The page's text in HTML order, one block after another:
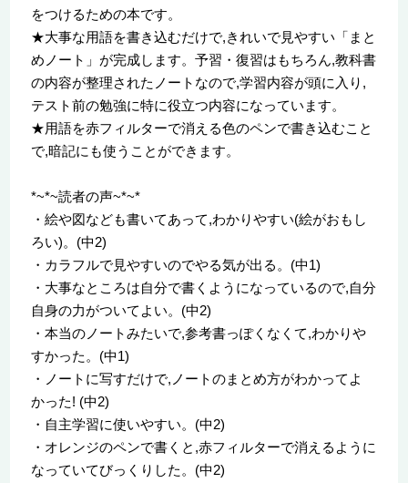
をつけるための本です。
★大事な用語を書き込むだけで,きれいで見やすい「まと
めノート」が完成します。予習・復習はもちろん,教科書
の内容が整理されたノートなので,学習内容が頭に入り,
テスト前の勉強に特に役立つ内容になっています。
★用語を赤フィルターで消える色のペンで書き込むこと
で,暗記にも使うことができます。
*~*~読者の声~*~*
・絵や図なども書いてあって,わかりやすい(絵がおもし
ろい)。(中2)
・カラフルで見やすいのでやる気が出る。(中1)
・大事なところは自分で書くようになっているので,自分
自身の力がついてよい。(中2)
・本当のノートみたいで,参考書っぽくなくて,わかりや
すかった。(中1)
・ノートに写すだけで,ノートのまとめ方がわかってよ
かった! (中2)
・自主学習に使いやすい。(中2)
・オレンジのペンで書くと,赤フィルターで消えるように
なっていてびっくりした。(中2)